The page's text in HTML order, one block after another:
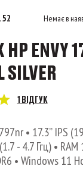
Немає в
ENVY
SILVER
1 ВІДГУК
• 17.3’’ IPS
- 4.7 Ггц) •
• Windows 11